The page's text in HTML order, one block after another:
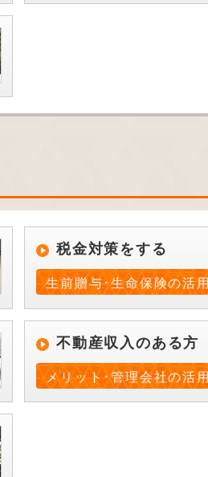
税金対策をする
生前贈与･生命保険の活用
不動産収入のある方
メリット･管理会社の活用